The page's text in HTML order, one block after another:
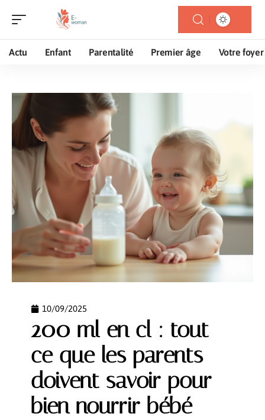
Actu Enfant Parentalité Premier âge Votre foyer
10/09/2025
200 ml en cl : tout
ce que les parents
doivent savoir pour
bien nourrir bébé